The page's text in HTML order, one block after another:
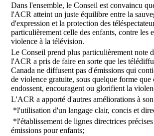
Dans l'ensemble, le Conseil est convaincu
l'ACR atteint un juste équilibre entre la
d'expression et la protection des
particulièrement celle des enfants, contre les
violence à la télévision.
Le Conseil prend plus particulièrement note
l'ACR a pris de faire en sorte que les
Canada ne diffusent pas d'émissions qui
de violence gratuite, sous quelque forme que
endossent, encouragent ou glorifient la
L'ACR a apporté d'autres améliorations à
*l'utilisation d'un langage clair, concis et
*l'établissement de lignes directrices
émissions pour enfants;